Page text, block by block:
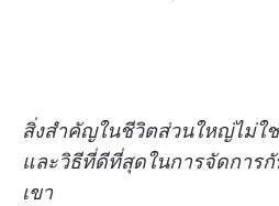
สิ่งสำคัญในชีวิตส่วนใหญ่ไม่ใ
และวิธีที่ดีที่สุดในการจัดการ
เขา